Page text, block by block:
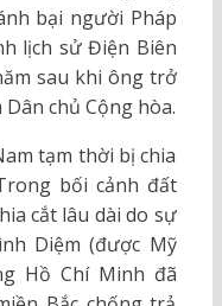
bại người Pháp
lịch sử Điện Biên
sau khi ông trở
chủ Cộng hòa.
tạm thời bị chia
bối cảnh đất
cắt lâu dài do sự
Diệm (được Mỹ
Hồ Chí Minh đã